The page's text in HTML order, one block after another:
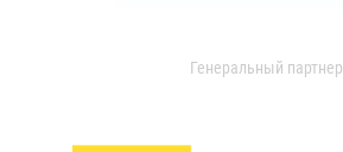
Генеральный партнер